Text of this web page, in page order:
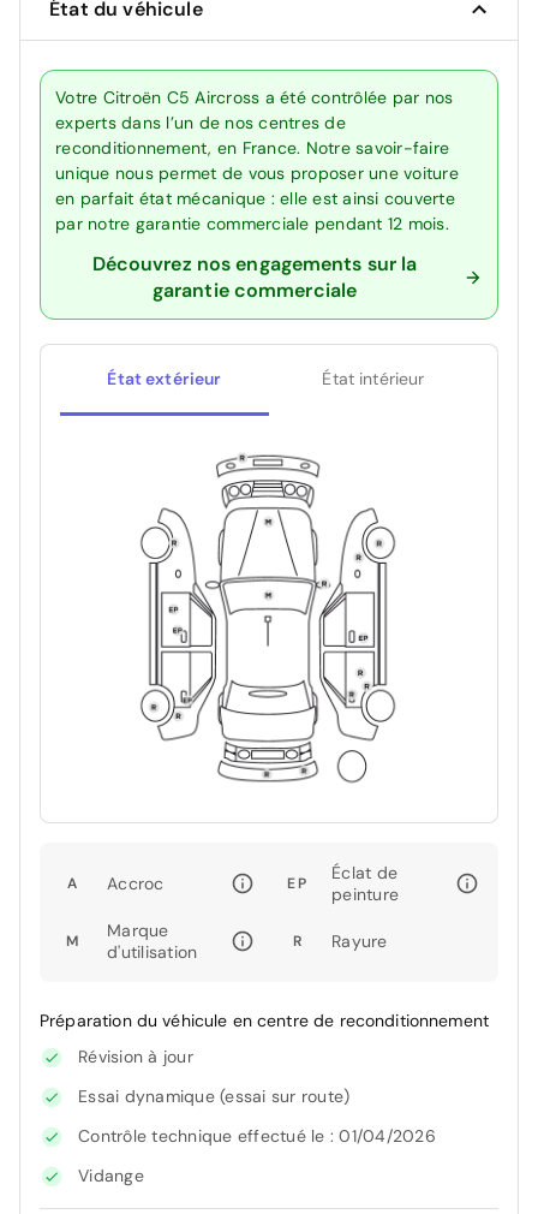
État du véhicule
Votre Citroën C5 Aircross a été contrôlée par nos
experts dans l’un de nos centres de
reconditionnement, en France. Notre savoir-faire
unique nous permet de vous proposer une voiture
en parfait état mécanique : elle est ainsi couverte
par notre garantie commerciale pendant 12 mois.
Découvrez nos engagements sur la
garantie commerciale
État extérieur État intérieur
A Accroc EP
Éclat de
peinture
M
Marque
d'utilisation
R Rayure
Préparation du véhicule en centre de reconditionnement
Révision à jour
Essai dynamique (essai sur route)
Contrôle technique effectué le : 01/04/2026
Vidange